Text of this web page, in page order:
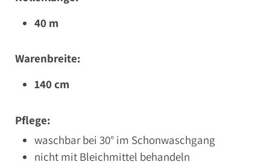
40 m
Warenbreite:
140 cm
Pflege:
waschbar bei 30° im Schonwaschgang
nicht mit Bleichmittel behandeln